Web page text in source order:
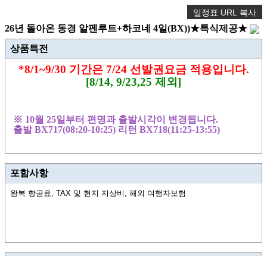
일정표 URL 복사
26년 돌아온 동경 알펜루트+하코네 4일(BX))★특식제공★
상품특전
*8/1~9/30 기간은 7/24 선발권요금 적용입니다.
[8/14, 9/23,25 제외]
※ 10월 25일부터 편명과 출발시각이 변경됩니다.
출발BX717(08:20-10:25)리턴 BX718(11:25-13:55)
포함사항
왕복 항공료, TAX 및 현지 지상비, 해외 여행자보험